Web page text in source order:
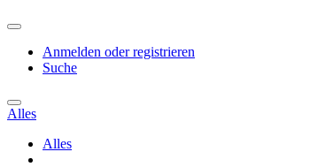
Anmelden oder registrieren
Suche
Alles
Alles